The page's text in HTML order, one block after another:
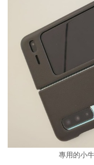
專用的小